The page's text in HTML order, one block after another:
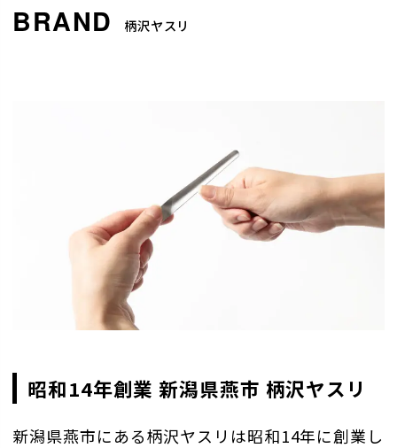
柄沢ヤスリ
昭和14年創業 新潟県燕市 柄沢ヤスリ
新潟県燕市にある柄沢ヤスリは昭和14年に創業し